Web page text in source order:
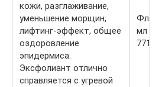
кожи, разглаживание,
уменьшение морщин,
лифтинг-эффект, общее
оздоровление
эпидермиса.
Эксфолиант отлично
справляется с угревой
мл —